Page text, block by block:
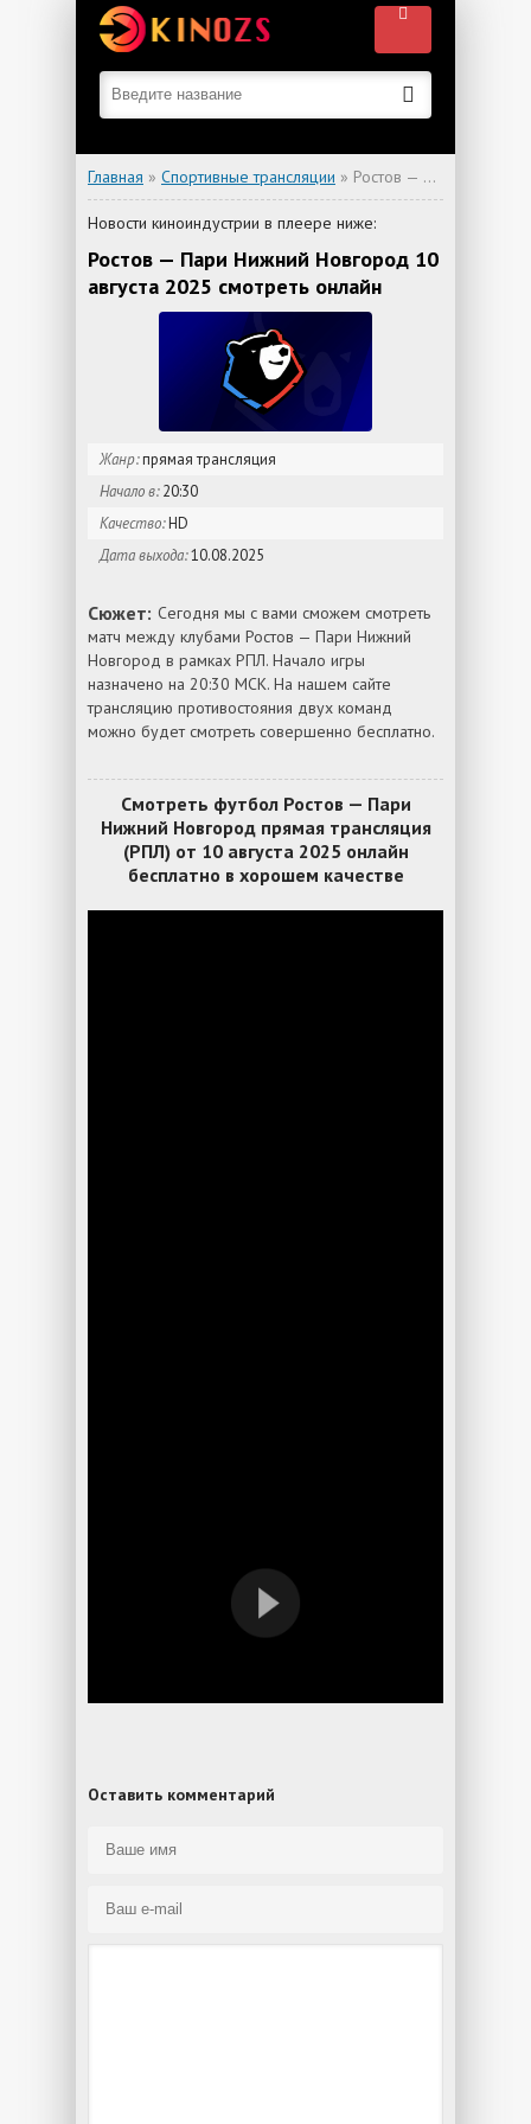
Главная » Спортивные трансляции » Ростов — Пари Нижний Новгород
Новости киноиндустрии в плеере ниже:
Ростов — Пари Нижний Новгород 10
августа 2025 смотреть онлайн
Жанр:прямая трансляция
Начало в:20:30
Качество:HD
Дата выхода:10.08.2025
Сюжет: Сегодня мы с вами сможем смотреть
матч между клубами Ростов — Пари Нижний
Новгород в рамках РПЛ. Начало игры
назначено на 20:30 МСК. На нашем сайте
трансляцию противостояния двух команд
можно будет смотреть совершенно бесплатно.
Смотреть футбол Ростов — Пари
Нижний Новгород прямая трансляция
(РПЛ) от 10 августа 2025 онлайн
бесплатно в хорошем качестве
Оставить комментарий